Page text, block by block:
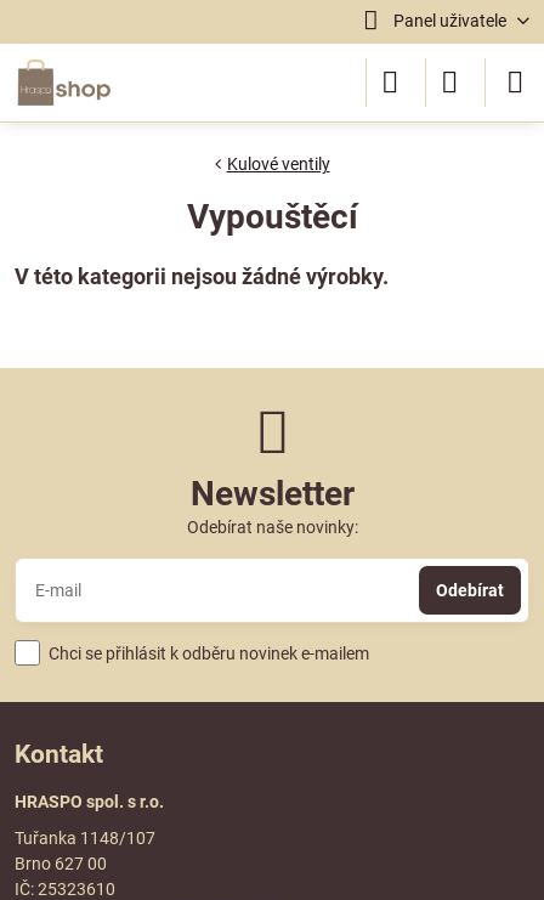
Panel uživatele
Kulové ventily
Vypouštěcí
Newsletter
Odebírat naše novinky:
Odebírat
Chci se přihlásit k odběru novinek e-mailem
Kontakt
HRASPO spol. s r.o.
Tuřanka 1148/107
Brno 627 00
IČ: 25323610